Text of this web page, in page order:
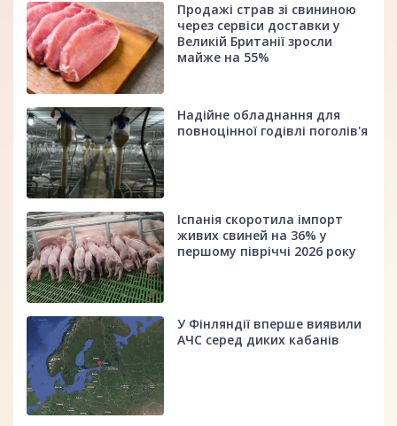
Продажі страв зі свининою
через сервіси доставки у
Великій Британії зросли
майже на 55%
Надійне обладнання для
повноцінної годівлі поголів'я
Іспанія скоротила імпорт
живих свиней на 36% у
першому півріччі 2026 року
У Фінляндії вперше виявили
АЧС серед диких кабанів